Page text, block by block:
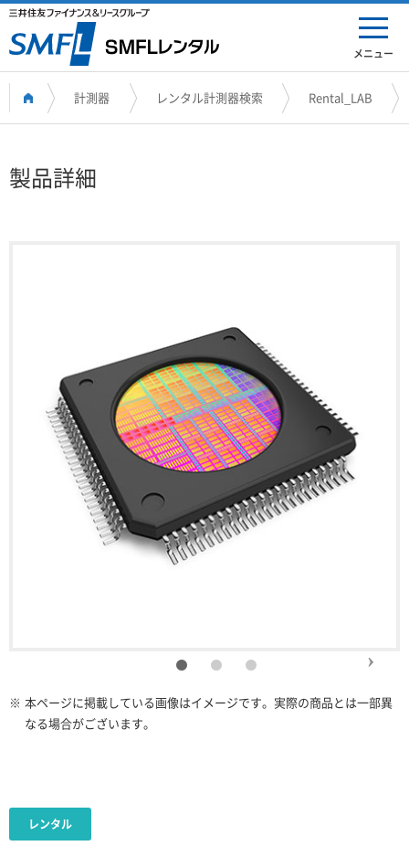
メニュー
計測器 レンタル計測器検索 Rental_LAB
製品詳細
※ 本ページに掲載している画像はイメージです。実際の商品とは一部異
なる場合がございます。